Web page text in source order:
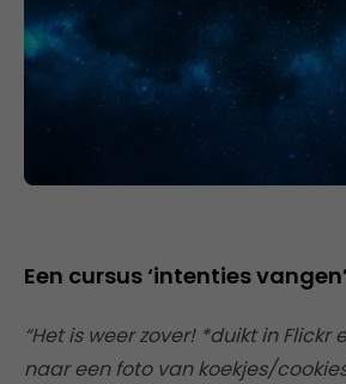
Een cursus ‘intenties vangen’
“Het is weer zover! *duikt in Flickr
naar een foto van koekjes/